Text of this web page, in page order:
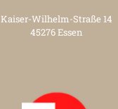
Kaiser-Wilhelm-Straße 14
45276 Essen